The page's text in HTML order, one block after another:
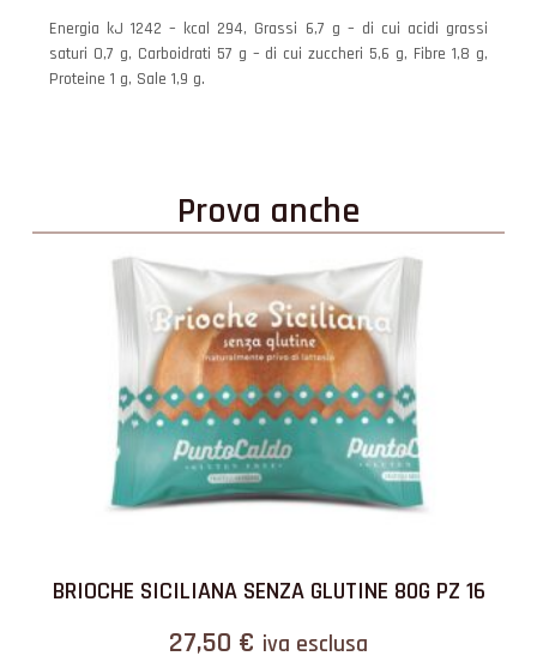
Energia kJ 1242 – kcal 294, Grassi 6,7 g – di cui acidi grassi
saturi 0,7 g, Carboidrati 57 g – di cui zuccheri 5,6 g, Fibre 1,8 g,
Proteine 1 g, Sale 1,9 g.
Prova anche
BRIOCHE SICILIANA SENZA GLUTINE 80G PZ 16
27,50 € iva esclusa